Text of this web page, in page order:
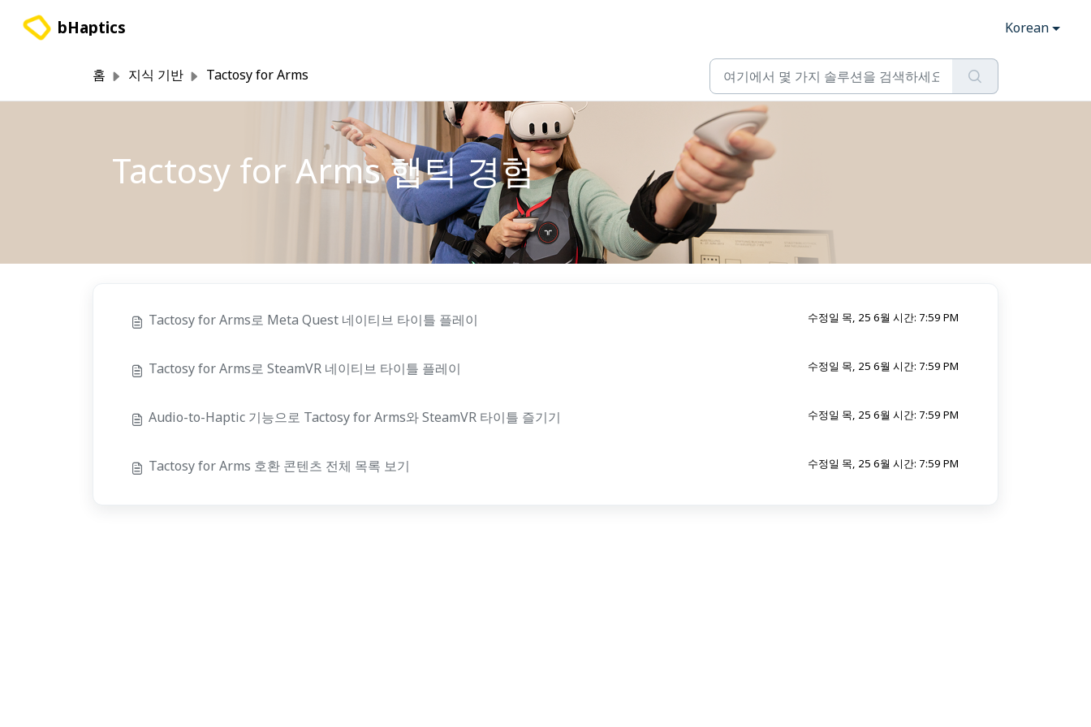
bHaptics Korean
홈 지식 기반 Tactosy for Arms
Tactosy for Arms 햅틱 경험
Tactosy for Arms로 Meta Quest 네이티브 타이틀 플레이 수정일 목, 25 6월 시간: 7:59 PM
Tactosy for Arms로 SteamVR 네이티브 타이틀 플레이 수정일 목, 25 6월 시간: 7:59 PM
Audio-to-Haptic 기능으로 Tactosy for Arms와 SteamVR 타이틀 즐기기 수정일 목, 25 6월 시간: 7:59 PM
Tactosy for Arms 호환 콘텐츠 전체 목록 보기 수정일 목, 25 6월 시간: 7:59 PM